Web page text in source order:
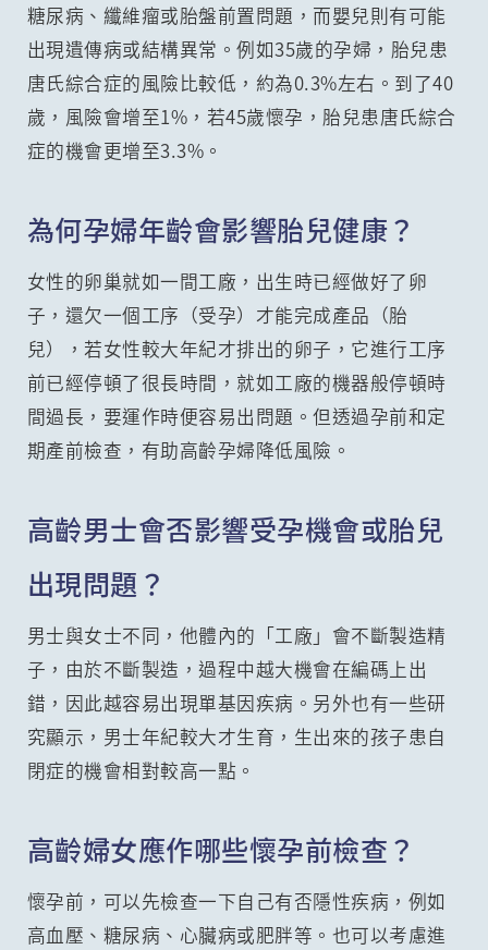
糖尿病、纖維瘤或胎盤前置問題，而嬰兒則有可能
出現遺傳病或結構異常。例如35歲的孕婦，胎兒患
唐氏綜合症的風險比較低，約為0.3%左右。到了40
歲，風險會增至1%，若45歲懷孕，胎兒患唐氏綜合
症的機會更增至3.3%。
為何孕婦年齡會影響胎兒健康？
女性的卵巢就如一間工廠，出生時已經做好了卵
子，還欠一個工序（受孕）才能完成產品（胎
兒），若女性較大年紀才排出的卵子，它進行工序
前已經停頓了很長時間，就如工廠的機器般停頓時
間過長，要運作時便容易出問題。但透過孕前和定
期產前檢查，有助高齡孕婦降低風險。
高齡男士會否影響受孕機會或胎兒
出現問題？
男士與女士不同，他體內的「工廠」會不斷製造精
子，由於不斷製造，過程中越大機會在編碼上出
錯，因此越容易出現單基因疾病。另外也有一些研
究顯示，男士年紀較大才生育，生出來的孩子患自
閉症的機會相對較高一點。
高齡婦女應作哪些懷孕前檢查？
懷孕前，可以先檢查一下自己有否隱性疾病，例如
高血壓、糖尿病、心臟病或肥胖等。也可以考慮進